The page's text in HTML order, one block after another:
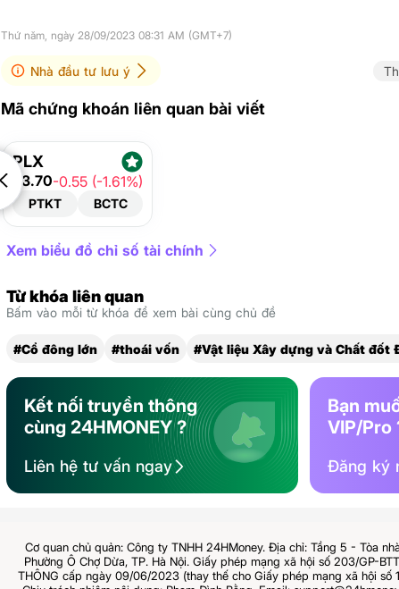
Thứ năm, ngày 28/09/2023 08:31 AM (GMT+7)
Nhà đầu tư lưu ý
Mã chứng khoán liên quan bài viết
PLX
33.70-0.55 (-1.61%)
PTKT BCTC
Xem biểu đồ chỉ số tài chính
Từ khóa liên quan
Bấm vào mỗi từ khóa để xem bài cùng chủ đề
#Cổ đông lớn #thoái vốn #Vật liệu Xây dựng và Chất đốt
Kết nối truyền thông
cùng 24HMONEY ?
Liên hệ tư vấn ngay
Bạn
VIP/Pro
Đăng ký
Cơ quan chủ quản: Công ty TNHH 24HMoney. Địa chỉ: Tầng 5 - Tòa
Phường Ô Chợ Dừa, TP. Hà Nội. Giấy phép mạng xã hội số 203/GP-
THÔNG cấp ngày 09/06/2023 (thay thế cho Giấy phép mạng xã hội số